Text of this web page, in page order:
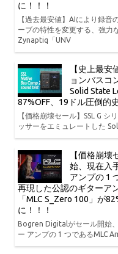
に！！！
【過去最安値】AIにより録
ーブの特性を変更する、強力
Zynaptiq「UNV
【史上最安
ョンバスコ
Solid State
87%OFF、19ドル圧倒的
【価格崩壊セール】SSL G
ッサーをエミュレートした
【価格崩
始、現在入
アンプの 1
再現した公認のギターア
「MLC S_Zero 100」が
に！！！
Bogren Digitalがセール開始
ー アンプの 1 つであるMLC